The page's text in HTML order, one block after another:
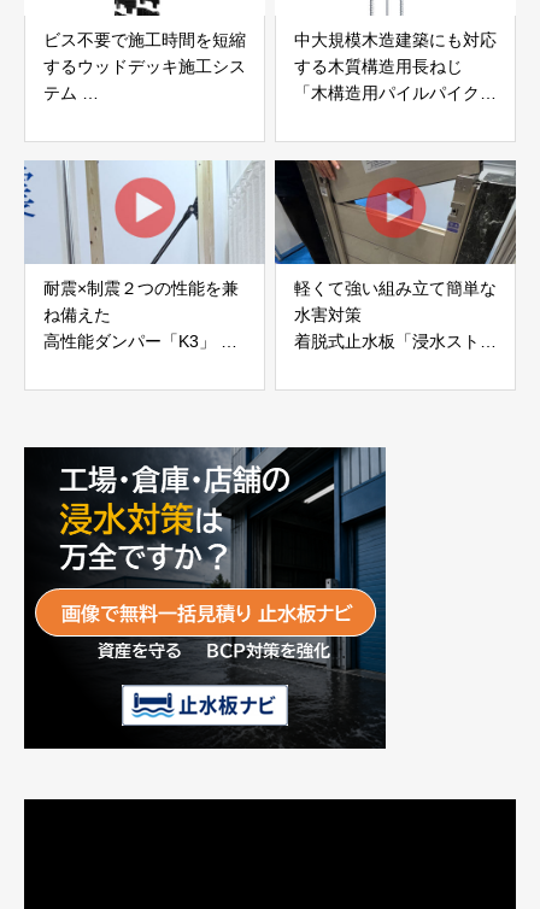
ビス不要で施工時間を短縮
するウッドデッキ施工シス
テム
JAPAN
中大規模木造建築にも対応
する木質構造用長ねじ
「木構造用パイルパイクビ
耐震×制震２つの性能を兼
ね備えた
高性能ダンパー「K3」 富
軽くて強い組み立て簡単な
水害対策
着脱式止水板「浸水ストッ
富士工業株式会社